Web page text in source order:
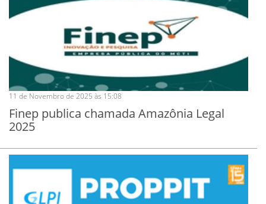
11 de Novembro de 2025 às 15:08
Finep publica chamada Amazônia Legal
2025